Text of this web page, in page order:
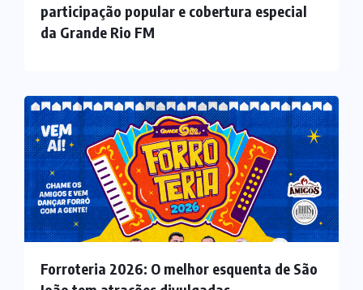
participação popular e cobertura especial
da Grande Rio FM
Forroteria 2026: O melhor esquenta de São